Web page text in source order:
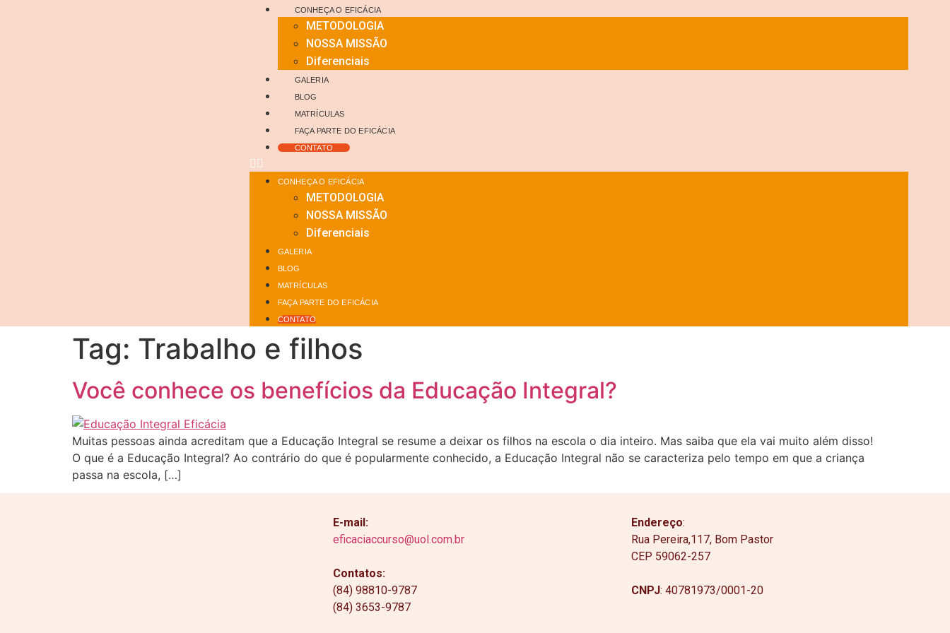
CONHEÇA O EFICÁCIA
METODOLOGIA
NOSSA MISSÃO
Diferenciais
GALERIA
BLOG
MATRÍCULAS
FAÇA PARTE DO EFICÁCIA
CONTATO
CONHEÇA O EFICÁCIA
METODOLOGIA
NOSSA MISSÃO
Diferenciais
GALERIA
BLOG
MATRÍCULAS
FAÇA PARTE DO EFICÁCIA
CONTATO
Tag: Trabalho e filhos
Você conhece os benefícios da Educação Integral?
Muitas pessoas ainda acreditam que a Educação Integral se resume a deixar os filhos na escola o dia inteiro. Mas saiba que ela vai muito além disso!
O que é a Educação Integral? Ao contrário do que é popularmente conhecido, a Educação Integral não se caracteriza pelo tempo em que a criança
passa na escola, […]
E-mail:
eficaciaccurso@uol.com.br
Contatos:
(84) 98810-9787
(84) 3653-9787
Endereço:
Rua Pereira,117, Bom Pastor
CEP 59062-257
CNPJ: 40781973/0001-20